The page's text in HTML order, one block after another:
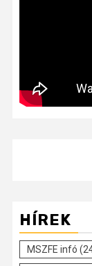
HÍREK
MSZFE infó